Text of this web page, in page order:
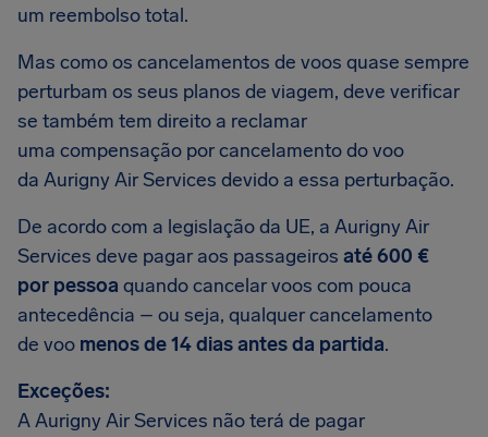
um reembolso total.
Mas como os cancelamentos de voos quase sempre
perturbam os seus planos de viagem, deve verificar
se também tem direito a reclamar
uma compensação por cancelamento do voo
da Aurigny Air Services devido a essa perturbação.
De acordo com a legislação da UE, a Aurigny Air
Services deve pagar aos passageiros até 600 €
por pessoa quando cancelar voos com pouca
antecedência – ou seja, qualquer cancelamento
de voo menos de 14 dias antes da partida.
Exceções:
A Aurigny Air Services não terá de pagar